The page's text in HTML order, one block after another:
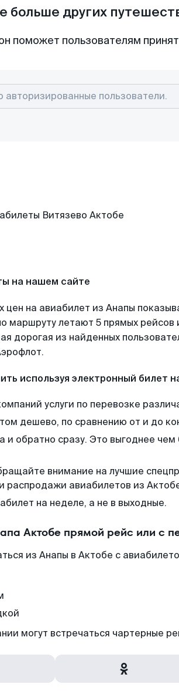
больше других
поможет пользователям
на нашем сайте
цен на авиабилет из Анапы
маршруту летают 5 прямых рейсов
дорогая из найденных
используя электронный билет
услуги по перевозке
дешево, по сравнению от и до
и обратно сразу. Это выгоднее
внимание на лучшие
распродажи авиабилетов из
на неделе, а не в выходные.
Актобе прямой рейс или с
из Анапы в Актобе с
могут встречаться чартерные